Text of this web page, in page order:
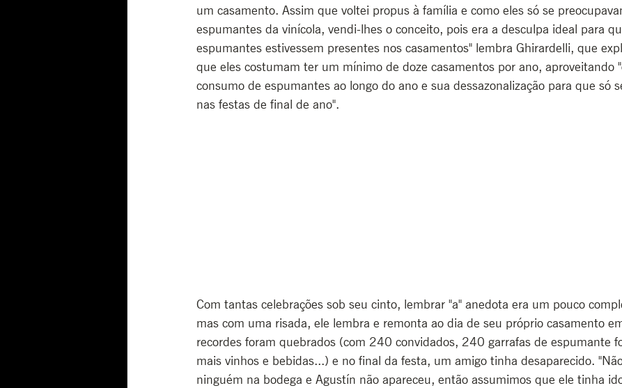
um casamento. Assim que voltei propus à família e como eles só se
espumantes da vinícola, vendi-lhes o conceito, pois era a desculpa ideal para
espumantes estivessem presentes nos casamentos" lembra Ghirardelli, que
que eles costumam ter um mínimo de doze casamentos por ano, aproveitando
consumo de espumantes ao longo do ano e sua dessazonalização para que só
nas festas de final de ano".
Com tantas celebrações sob seu cinto, lembrar "a" anedota era um pouco
mas com uma risada, ele lembra e remonta ao dia de seu próprio casamento
recordes foram quebrados (com 240 convidados, 240 garrafas de espumante
mais vinhos e bebidas...) e no final da festa, um amigo tinha desaparecido.
ninguém na bodega e Agustín não apareceu, então assumimos que ele tinha